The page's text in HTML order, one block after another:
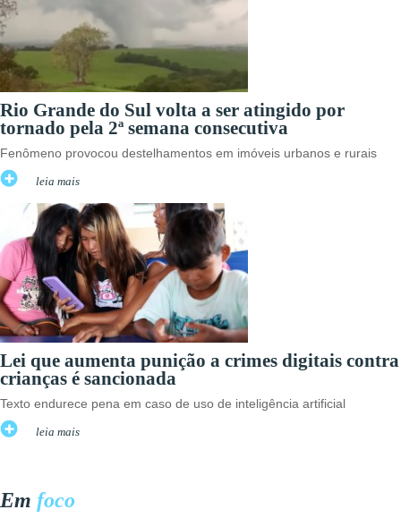
Rio Grande do Sul volta a ser atingido por
tornado pela 2ª semana consecutiva
Fenômeno provocou destelhamentos em imóveis urbanos e rurais
leia mais
Lei que aumenta punição a crimes digitais contra
crianças é sancionada
Texto endurece pena em caso de uso de inteligência artificial
leia mais
Em foco